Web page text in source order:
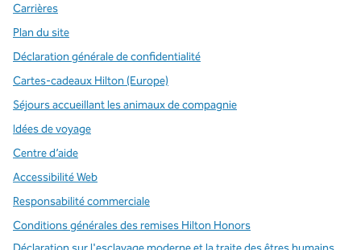
Carrières
Plan du site
Déclaration générale de confidentialité
Cartes-cadeaux Hilton (Europe)
Séjours accueillant les animaux de compagnie
Idées de voyage
Centre d’aide
Accessibilité Web
Responsabilité commerciale
Conditions générales des remises Hilton Honors